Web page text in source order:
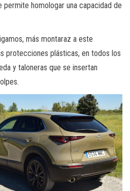
permite homologar una capacidad de
más montaraz a este
protecciones plásticas, en todos los
y taloneras que se insertan